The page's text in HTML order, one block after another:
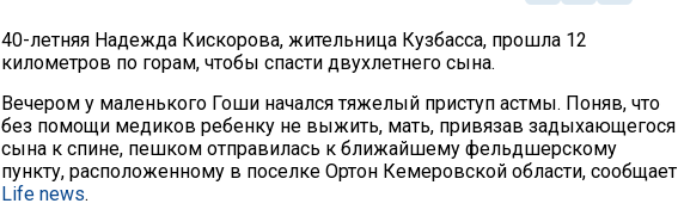
40-летняя Надежда Кискорова, жительница Кузбасса, прошла 12
километров по горам, чтобы спасти двухлетнего сына.
Вечером у маленького Гоши начался тяжелый приступ астмы. Поняв, что
без помощи медиков ребенку не выжить, мать, привязав задыхающегося
сына к спине, пешком отправилась к ближайшему фельдшерскому
пункту, расположенному в поселке Ортон Кемеровской области, сообщает
Life news.